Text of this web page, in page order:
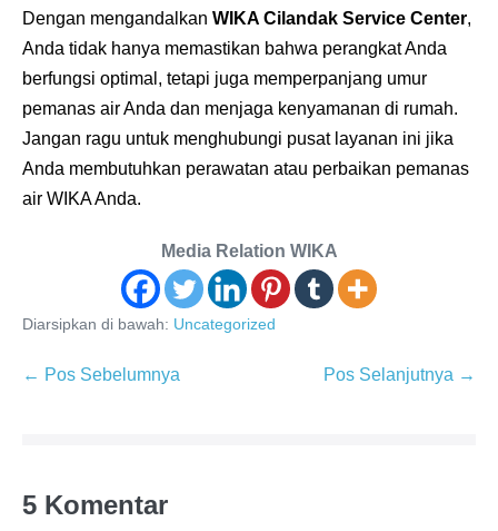
Dengan mengandalkan WIKA Cilandak Service Center,
Anda tidak hanya memastikan bahwa perangkat Anda
berfungsi optimal, tetapi juga memperpanjang umur
pemanas air Anda dan menjaga kenyamanan di rumah.
Jangan ragu untuk menghubungi pusat layanan ini jika
Anda membutuhkan perawatan atau perbaikan pemanas
air WIKA Anda.
Media Relation WIKA
Diarsipkan di bawah: Uncategorized
Navigasi
← Pos Sebelumnya Pos Selanjutnya →
5 Komentar